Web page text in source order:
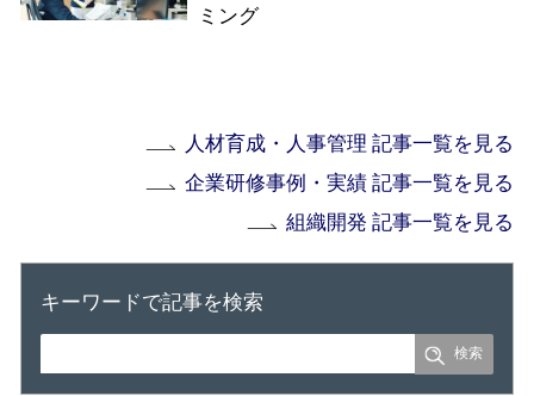
ミング
人材育成・人事管理 記事一覧を見る
企業研修事例・実績 記事一覧を見る
組織開発 記事一覧を見る
キーワードで記事を検索